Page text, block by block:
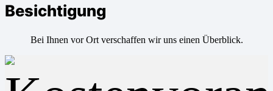
Besichtigung
Bei Ihnen vor Ort verschaffen wir uns einen Überblick.